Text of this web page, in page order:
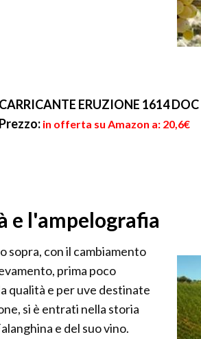
CARRICANTE ERUZIONE 1614
Prezzo: in offerta su Amazon a: 20,6€
e l'ampelografia
sopra, con il cambiamento
prima poco
qualità e per uve destinate
si è entrati nella storia
e del suo vino.